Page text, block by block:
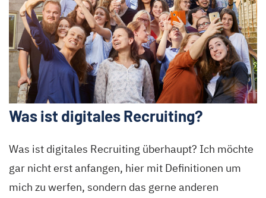
Was ist digitales Recruiting?
Was ist digitales Recruiting überhaupt? Ich möchte
gar nicht erst anfangen, hier mit Definitionen um
mich zu werfen, sondern das gerne anderen